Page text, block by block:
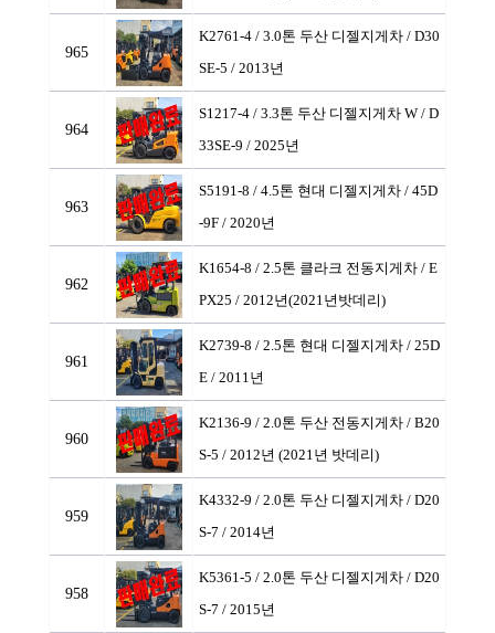
965
K2761-4 / 3.0톤 두산 디젤지게차 / D30
SE-5 / 2013년
964
S1217-4 / 3.3톤 두산 디젤지게차 W / D
33SE-9 / 2025년
963
S5191-8 / 4.5톤 현대 디젤지게차 / 45D
-9F / 2020년
962
K1654-8 / 2.5톤 클라크 전동지게차 / E
PX25 / 2012년(2021년밧데리)
961
K2739-8 / 2.5톤 현대 디젤지게차 / 25D
E / 2011년
960
K2136-9 / 2.0톤 두산 전동지게차 / B20
S-5 / 2012년 (2021년 밧데리)
959
K4332-9 / 2.0톤 두산 디젤지게차 / D20
S-7 / 2014년
958
K5361-5 / 2.0톤 두산 디젤지게차 / D20
S-7 / 2015년